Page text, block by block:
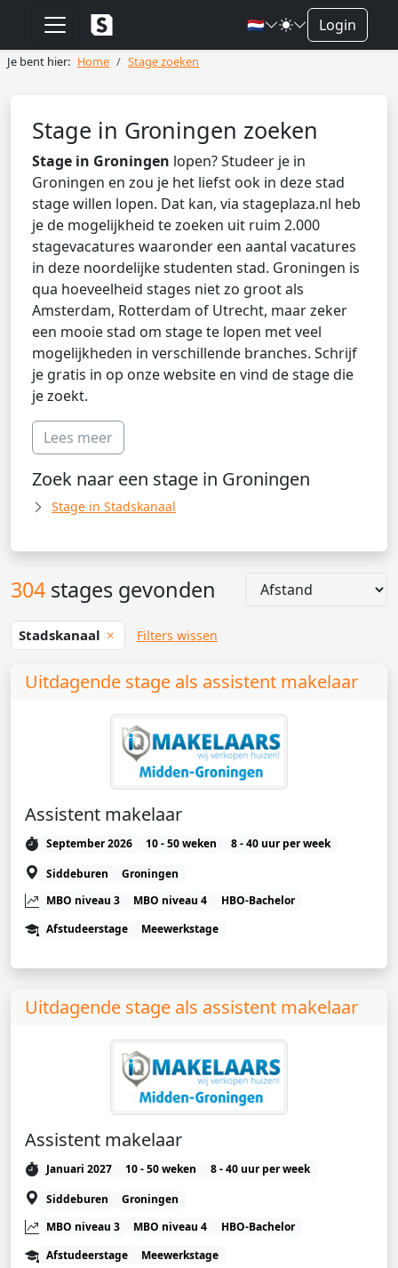
🇳🇱 Login
Je bent hier: Home Stage zoeken
Stage in Groningen zoeken
Stage in Groningen lopen? Studeer je in
Groningen en zou je het liefst ook in deze stad
stage willen lopen. Dat kan, via stageplaza.nl heb
je de mogelijkheid te zoeken uit ruim 2.000
stagevacatures waaronder een aantal vacatures
in deze noordelijke studenten stad. Groningen is
qua hoeveelheid stages niet zo groot als
Amsterdam, Rotterdam of Utrecht, maar zeker
een mooie stad om stage te lopen met veel
mogelijkheden in verschillende branches. Schrijf
je gratis in op onze website en vind de stage die
je zoekt.
Lees meer
Zoek naar een stage in Groningen
Stage in Stadskanaal
304 stages gevonden
Stadskanaal Filters wissen
Uitdagende stage als assistent makelaar
Assistent makelaar
September 2026 10 - 50 weken
8 - 40 uur per week
Siddeburen
Groningen
MBO niveau 3
MBO niveau 4
HBO-Bachelor
Afstudeerstage
Meewerkstage
Uitdagende stage als assistent makelaar
Assistent makelaar
Januari 2027 10 - 50 weken
8 - 40 uur per week
Siddeburen
Groningen
MBO niveau 3
MBO niveau 4
HBO-Bachelor
Afstudeerstage
Meewerkstage